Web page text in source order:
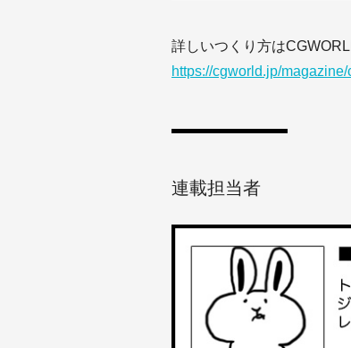
詳しいつくり方は
https://cgworld.jp/magazine/
連載担当者